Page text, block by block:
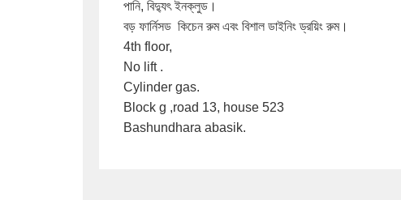
পানি, বিদ্যুৎ ইনক্লুড।
বড় ফার্নিসড  কিচেন রুম এবং বিশাল ডাইনিং ড্রয়িং রুম।
4th floor,
No lift .
Cylinder gas.
Block g ,road 13, house 523
Bashundhara abasik.